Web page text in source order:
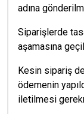
adına
Siparişlerde
aşamasına
Kesin sipariş
ödemenin
iletilmesi